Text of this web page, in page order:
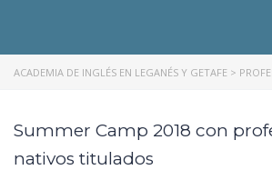
ACADEMIA DE INGLÉS EN LEGANÉS Y GETAFE >
Summer Camp 2018 con
nativos titulados